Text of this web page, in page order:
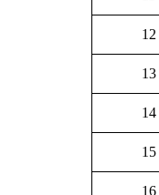
12
13
14
15
16